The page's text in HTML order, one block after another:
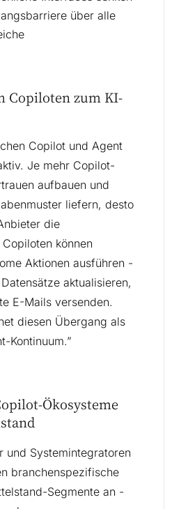
über alle
Copiloten zum KI-
Copilot und Agent
Je mehr Copilot-
aufbauen und
liefern, desto
die
können
Aktionen ausführen -
aktualisieren,
E-Mails versenden.
diesen Übergang als
Kontinuum.”
Ökosysteme
und Systemintegratoren
branchenspezifische
Segmente an -